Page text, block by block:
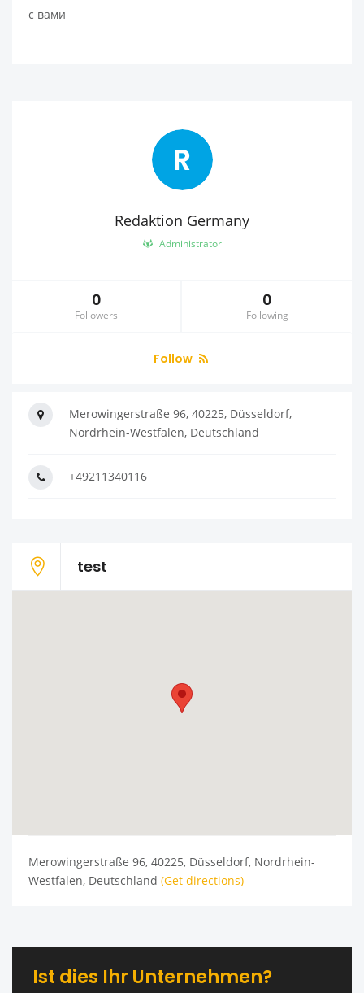
с вами
R
Redaktion Germany
Administrator
0
Followers
0
Following
Follow
Merowingerstraße 96, 40225, Düsseldorf,
Nordrhein-Westfalen, Deutschland
+49211340116
test
Merowingerstraße 96, 40225, Düsseldorf, Nordrhein-
Westfalen, Deutschland (Get directions)
Ist dies Ihr Unternehmen?